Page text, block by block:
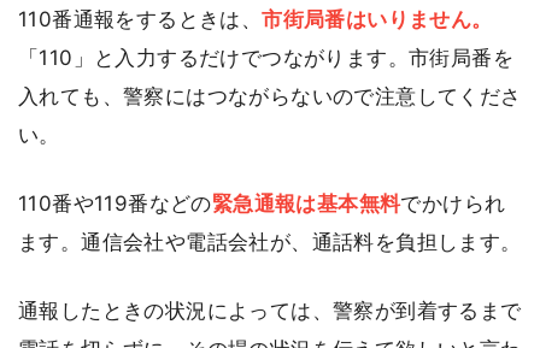
110番通報をするときは、市街局番はいりません。
「110」と入力するだけでつながります。市街局番を
入れても、警察にはつながらないので注意してくださ
い。
110番や119番などの緊急通報は基本無料でかけられ
ます。通信会社や電話会社が、通話料を負担します。
通報したときの状況によっては、警察が到着するまで